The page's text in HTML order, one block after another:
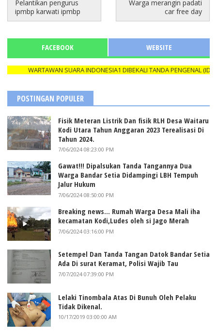
Pelantikan pengurus
ipmbp karwati ipmbp
Warga merangin padati
car free day
FACEBOOK WEBSITE
WARTAWAN SUARA INDONESIA1 DIBEKALI TANDA PENGENAL (ID
POSTINGAN POPULER
Fisik Meteran Listrik Dan fisik RLH Desa Waitaru
Kodi Utara Tahun Anggaran 2023 Terealisasi Di
Tahun 2024.
7/06/2024 08:23:00 PM
Gawat!!! Dipalsukan Tanda Tangannya Dua
Warga Bandar Setia Didampingi LBH Tempuh
Jalur Hukum
7/06/2024 08:50:00 PM
Breaking news... Rumah Warga Desa Mali iha
kecamatan Kodi,Ludes oleh si Jago Merah
7/06/2024 03:16:00 PM
Setempel Dan Tanda Tangan Datok Bandar Setia
Ada Di surat Keramat, Polisi Wajib Tau
7/07/2024 07:39:00 PM
Lelaki Tinombala Atas Di Bunuh Oleh Pelaku
Tidak Dikenal.
10/17/2019 03:00:00 AM